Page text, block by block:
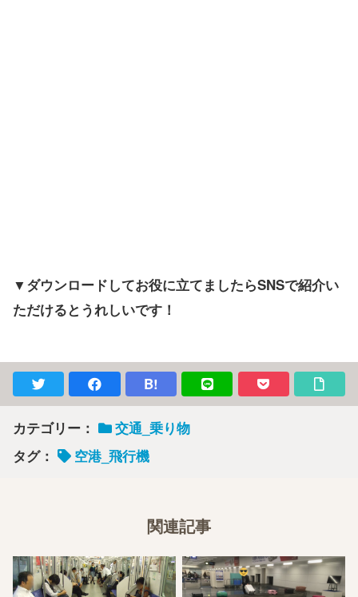
▼ダウンロードしてお役に立てましたらSNSで紹介い
ただけるとうれしいです！
B!
カテゴリー：
交通_乗り物
タグ：
空港_飛行機
関連記事